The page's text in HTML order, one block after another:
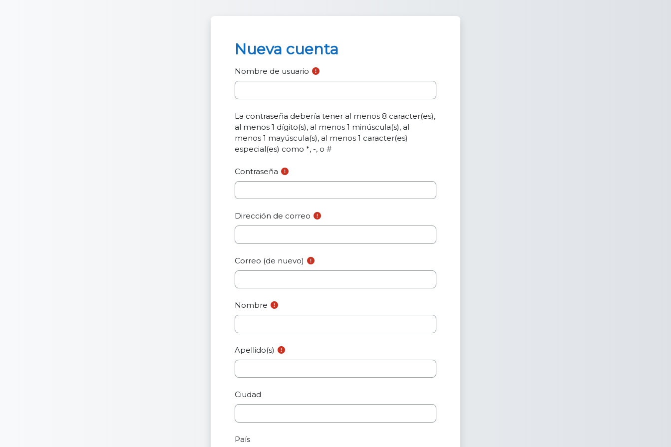
Nueva cuenta
Nombre de usuario
La contraseña debería tener al menos 8 caracter(es),
al menos 1 dígito(s), al menos 1 minúscula(s), al
menos 1 mayúscula(s), al menos 1 caracter(es)
especial(es) como *, -, o #
Contraseña
Dirección de correo
Correo (de nuevo)
Nombre
Apellido(s)
Ciudad
País